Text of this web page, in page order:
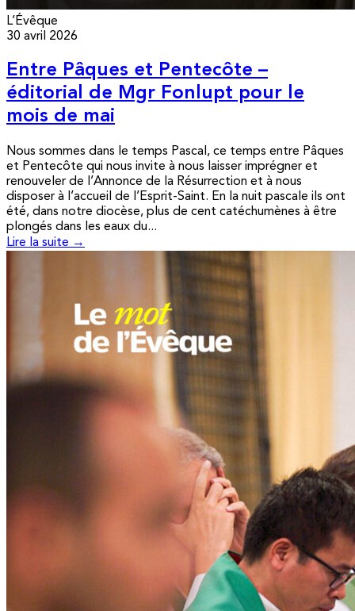
L’Évêque
30 avril 2026
Entre Pâques et Pentecôte –
éditorial de Mgr Fonlupt pour le
mois de mai
Nous sommes dans le temps Pascal, ce temps entre Pâques
et Pentecôte qui nous invite à nous laisser imprégner et
renouveler de l’Annonce de la Résurrection et à nous
disposer à l’accueil de l’Esprit-Saint. En la nuit pascale ils ont
été, dans notre diocèse, plus de cent catéchumènes à être
plongés dans les eaux du...
Lire la suite →